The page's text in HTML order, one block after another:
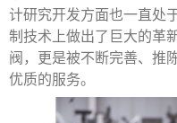
计研究开发方面也一直处
制技术上做出了巨大的革
阀，更是被不断完善、推
优质的服务。